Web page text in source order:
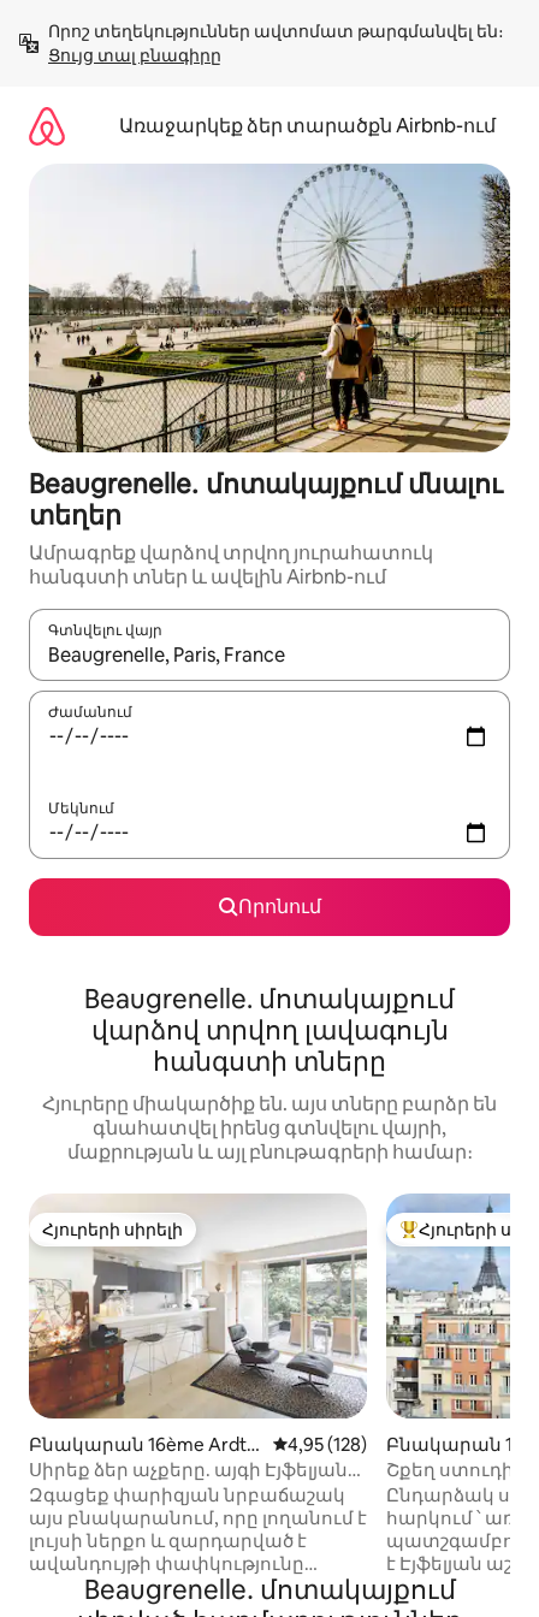
բովանդակությանը
Ցույց տալ բնագիրը
Առաջարկեք ձեր տարածքն Airbnb-ում
Beaugrenelle․ մոտակայքում մնալու
տեղեր
Ամրագրեք վարձով տրվող յուրահատուկ
հանգստի տներ և ավելին Airbnb-ում
Գտնվելու վայր
Երբ արդյունքները հասանելի լինեն, սլաքների
Ժամանում
Մեկնում
Որոնում
Beaugrenelle. մոտակայքում
վարձով տրվող լավագույն
հանգստի տները
Հյուրերը միակարծիք են. այս տները բարձր են
գնահատվել իրենց գտնվելու վայրի,
մաքրության և այլ բնութագրերի համար։
Հյուրերի սիրելի
Հյուրերի սիրելի
Բնակարան 16ème Ardt-
ում
Միջին վարկանիշը՝ 5-ից
4,95 (128)
Սիրեք ձեր աչքերը. այգի Էյֆելյան
աշտարակի մոտ
Զգացեք փարիզյան նրբաճաշակ
այս բնակարանում, որը լողանում է
լույսի ներքո և զարդարված է
ավանդույթի փափկությունը
ժամանակակիցի կերպարի հետ:
Անժամկետ և ֆունկցիոնալ, նրա
Հյուրերի
Հյուրերի
Բնակարան
ւմ
Շքեղ ստուդիա
աշտարակի
Ընդարձակ
հարկում ՝
պատշգամբով,
է Էյֆելյան
տեսարան ։
Beaugrenelle․ մոտակայքում